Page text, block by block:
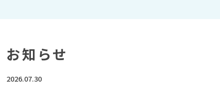
お知らせ
2026.07.30